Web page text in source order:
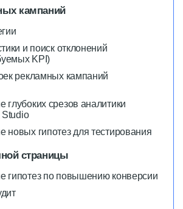
кампаний
и поиск отклонений
KPI)
рекламных кампаний
глубоких срезов аналитики
Studio
новых гипотез для тестирования
страницы
гипотез по повышению конверсии